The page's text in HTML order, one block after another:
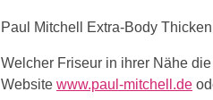
Paul Mitchell Extra-Body
Welcher Friseur in ihrer Nähe
Website www.paul-mitchell.de